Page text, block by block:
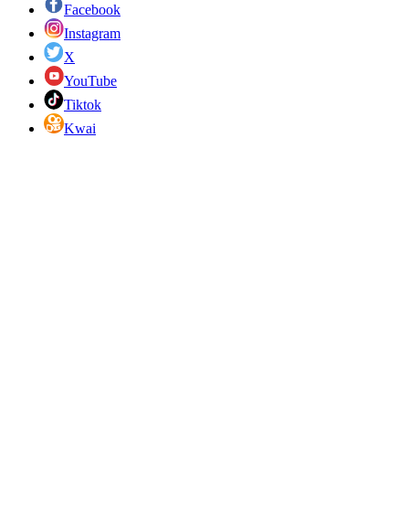
Facebook
Instagram
X
YouTube
Tiktok
Kwai